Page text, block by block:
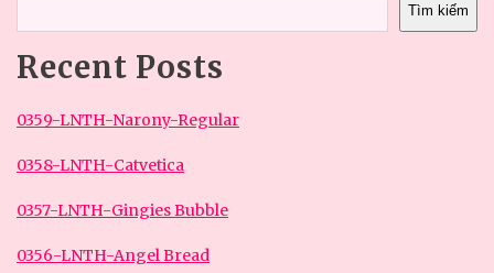
Tìm kiếm
Recent Posts
0359-LNTH-Narony-Regular
0358-LNTH-Catvetica
0357-LNTH-Gingies Bubble
0356-LNTH-Angel Bread